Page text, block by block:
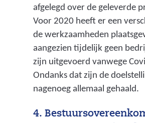
afgelegd over de geleverde
Voor 2020 heeft er een
de werkzaamheden
aangezien tijdelijk geen
zijn uitgevoerd vanwege
Ondanks dat zijn de
nagenoeg allemaal gehaald.
4.